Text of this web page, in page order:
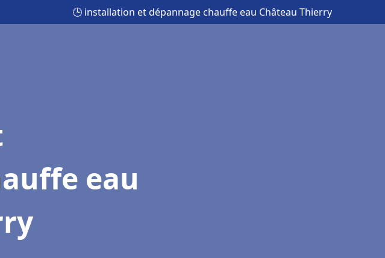
🕒 installation et dépannage chauffe eau Château Thierry
eau